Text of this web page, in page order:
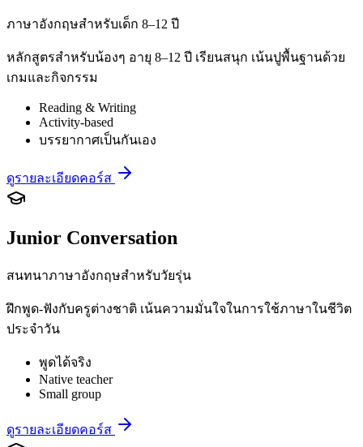
ภาษาอังกฤษสำหรับเด็ก 8–12 ปี
หลักสูตรสำหรับน้องๆ อายุ 8–12 ปี เรียนสนุก เน้นปูพื้นฐานด้วย
เกมและกิจกรรม
Reading & Writing
Activity-based
บรรยากาศเป็นกันเอง
ดูรายละเอียดคอร์ส
Junior Conversation
สนทนาภาษาอังกฤษสำหรับวัยรุ่น
ฝึกพูด-ฟังกับครูต่างชาติ เน้นความมั่นใจในการใช้ภาษาในชีวิต
ประจำวัน
พูดได้จริง
Native teacher
Small group
ดูรายละเอียดคอร์ส